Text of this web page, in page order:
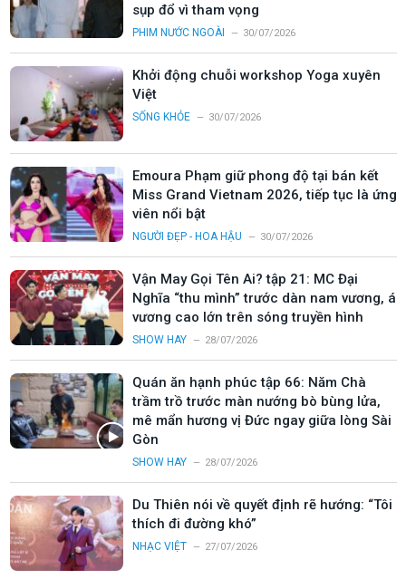
sụp đổ vì tham vọng
PHIM NƯỚC NGOÀI 30/07/2026
Khởi động chuỗi workshop Yoga xuyên
Việt
SỐNG KHỎE 30/07/2026
Emoura Phạm giữ phong độ tại bán kết
Miss Grand Vietnam 2026, tiếp tục là ứng
viên nổi bật
NGƯỜI ĐẸP - HOA HẬU 30/07/2026
Vận May Gọi Tên Ai? tập 21: MC Đại
Nghĩa “thu mình” trước dàn nam vương, á
vương cao lớn trên sóng truyền hình
SHOW HAY 28/07/2026
Quán ăn hạnh phúc tập 66: Năm Chà
trầm trồ trước màn nướng bò bùng lửa,
mê mẩn hương vị Đức ngay giữa lòng Sài
Gòn
SHOW HAY 28/07/2026
Du Thiên nói về quyết định rẽ hướng: “Tôi
thích đi đường khó”
NHẠC VIỆT 27/07/2026